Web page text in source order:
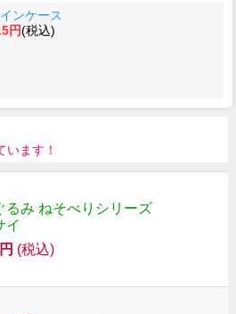
ンケース
円(税込)
います！
るみ ねそべりシリーズ
イ
(税込)